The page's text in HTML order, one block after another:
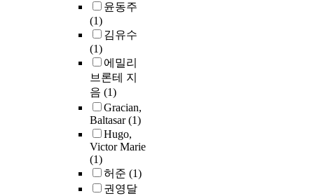
윤동주
(1)
김유수
(1)
에밀리
브론테 지
음 (1)
Gracian,
Baltasar(1)
Hugo,
Victor Marie
(1)
허준 (1)
권영달